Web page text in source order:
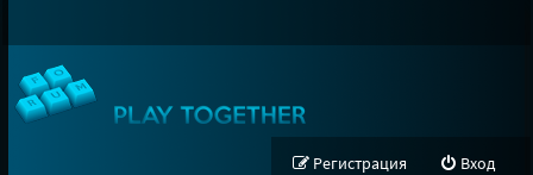
Вход
Регистрация